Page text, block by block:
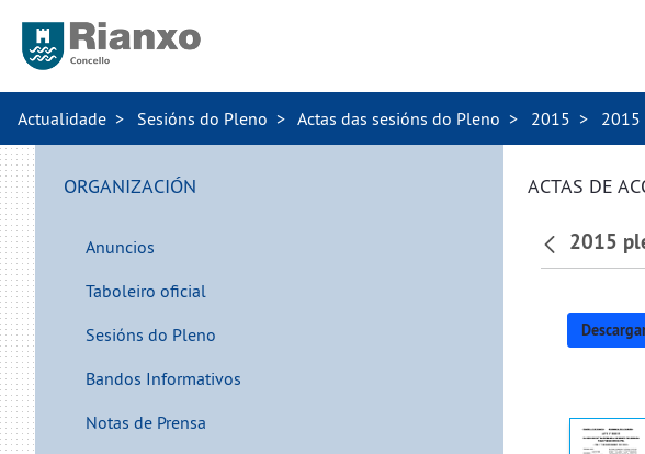
Actualidade Sesións do Pleno Actas das sesións do Pleno 2015 2015
ORGANIZACIÓN
Anuncios
Taboleiro oficial
Sesións do Pleno
Bandos Informativos
Notas de Prensa
ACTAS DE
2015